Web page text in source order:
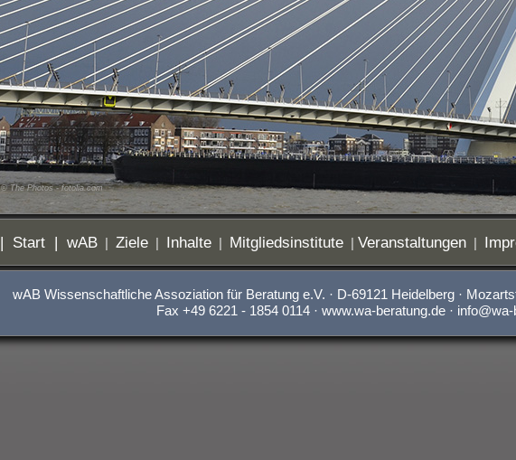
©The Photos- fotolia.com
| Start | wAB | Ziele | Inhalte | Mitgliedsinstitute | Veranstaltungen |
wAB Wissenschaftliche Assoziation für Beratung e.V. · D-69121 Heidelberg ·
Fax +49 6221 - 1854 0114 · www.wa-beratung.de ·